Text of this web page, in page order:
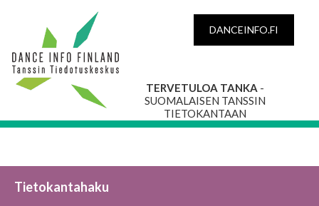
DANCEINFO.FI
TERVETULOA TANKA -
SUOMALAISEN TANSSIN
TIETOKANTAAN
Tietokantahaku